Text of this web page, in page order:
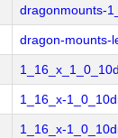
dragonmounts-
dragon-mounts-
1_16_x-
1_16_x-